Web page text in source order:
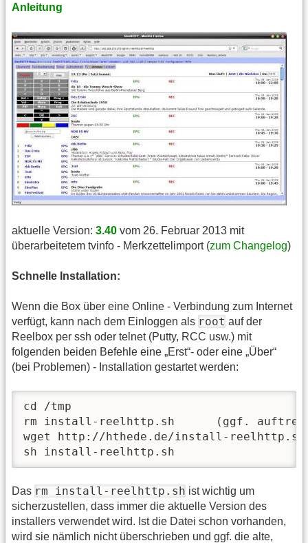
Anleitung
aktuelle Version: 3.40 vom 26. Februar 2013 mit
überarbeitetem tvinfo - Merkzettelimport (zum Changelog)
Schnelle Installation:
Wenn die Box über eine Online - Verbindung zum Internet
verfügt, kann nach dem Einloggen als root auf der
Reelbox per ssh oder telnet (Putty, RCC usw.) mit
folgenden beiden Befehle eine „Erst“- oder eine „Über“
(bei Problemen) - Installation gestartet werden:
cd /tmp
rm install-reelhttp.sh      (ggf.
wget http://hthede.de/install-reelhttp.sh
sh install-reelhttp.sh
Das rm install-reelhttp.sh ist wichtig um
sicherzustellen, dass immer die aktuelle Version des
installers verwendet wird. Ist die Datei schon vorhanden,
wird sie nämlich nicht überschrieben und ggf. die alte,